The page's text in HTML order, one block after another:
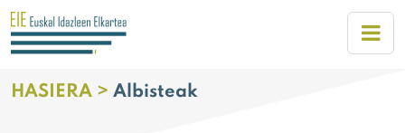
HASIERA > Albisteak